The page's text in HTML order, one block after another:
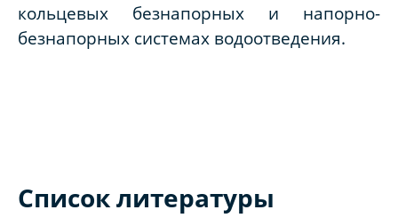
кольцевых безнапорных и напорно-
безнапорных системах водоотведения.
Список литературы